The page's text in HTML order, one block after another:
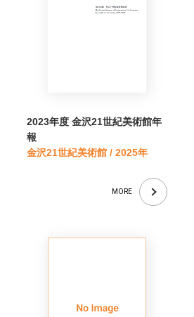
2023年度 金沢21世紀美術館年
報
金沢21世紀美術館 / 2025年
MORE